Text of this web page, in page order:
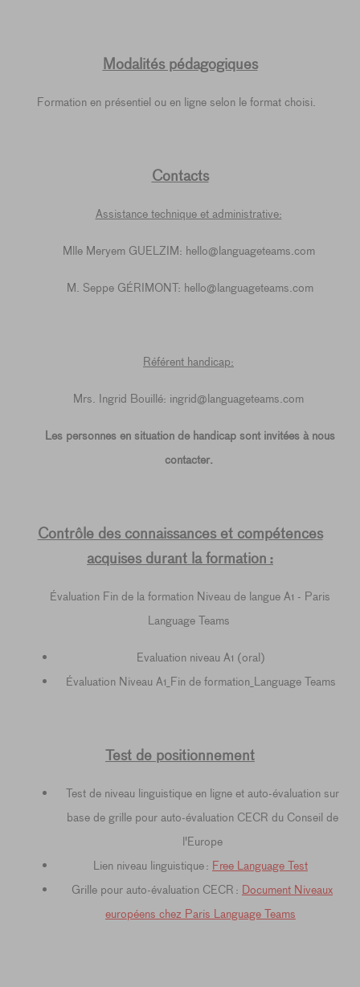
Modalités pédagogiques
Formation en présentiel ou en ligne selon le format choisi.
Contacts
Assistance technique et administrative:
Mlle Meryem GUELZIM: hello@languageteams.com
M. Seppe GÉRIMONT: hello@languageteams.com
Référent handicap:
Mrs. Ingrid Bouillé: ingrid@languageteams.com
Les personnes en situation de handicap sont invitées à nous
contacter.
Contrôle des connaissances et compétences
acquises durant la formation :
Évaluation Fin de la formation Niveau de langue A1 - Paris
Language Teams
Evaluation niveau A1 (oral)
Évaluation Niveau A1_Fin de formation_Language Teams
Test de positionnement
Test de niveau linguistique en ligne et auto-évaluation sur
base de grille pour auto-évaluation CECR du Conseil de
l'Europe
Lien niveau linguistique : Free Language Test
Grille pour auto-évaluation CECR : Document Niveaux
européens chez Paris Language Teams